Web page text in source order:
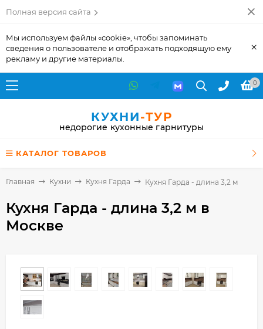
Полная версия сайта
Мы используем файлы «cookie», чтобы запоминать
сведения о пользователе и отображать подходящую ему
рекламу и другие материалы.
×
0
КУХНИ-ТУР
недорогие кухонные гарнитуры
КАТАЛОГ ТОВАРОВ
Главная Кухни Кухня Гарда Кухня Гарда - длина 3,2 м
Кухня Гарда - длина 3,2 м в
Москве